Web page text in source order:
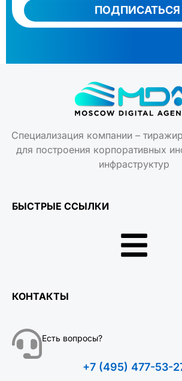
ПОДПИСАТЬСЯ
Специализация компании –
для построения корпоративных
инфраструктур
БЫСТРЫЕ ССЫЛКИ
КОНТАКТЫ
Есть вопросы?
+7 (495) 477-53-